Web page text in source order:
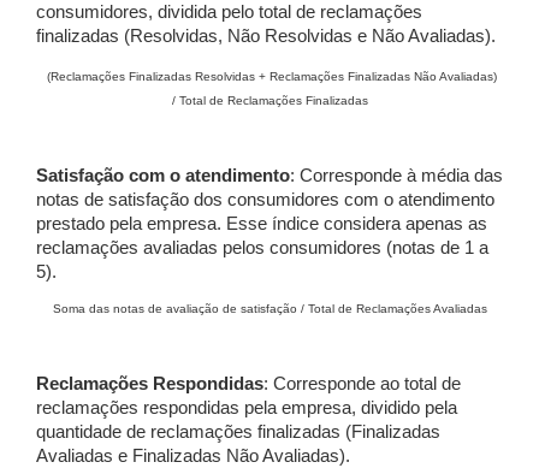
consumidores, dividida pelo total de reclamações
finalizadas (Resolvidas, Não Resolvidas e Não Avaliadas).
(Reclamações Finalizadas Resolvidas + Reclamações Finalizadas Não Avaliadas)
/ Total de Reclamações Finalizadas
Satisfação com o atendimento: Corresponde à média das
notas de satisfação dos consumidores com o atendimento
prestado pela empresa. Esse índice considera apenas as
reclamações avaliadas pelos consumidores (notas de 1 a
5).
Soma das notas de avaliação de satisfação / Total de Reclamações Avaliadas
Reclamações Respondidas: Corresponde ao total de
reclamações respondidas pela empresa, dividido pela
quantidade de reclamações finalizadas (Finalizadas
Avaliadas e Finalizadas Não Avaliadas).